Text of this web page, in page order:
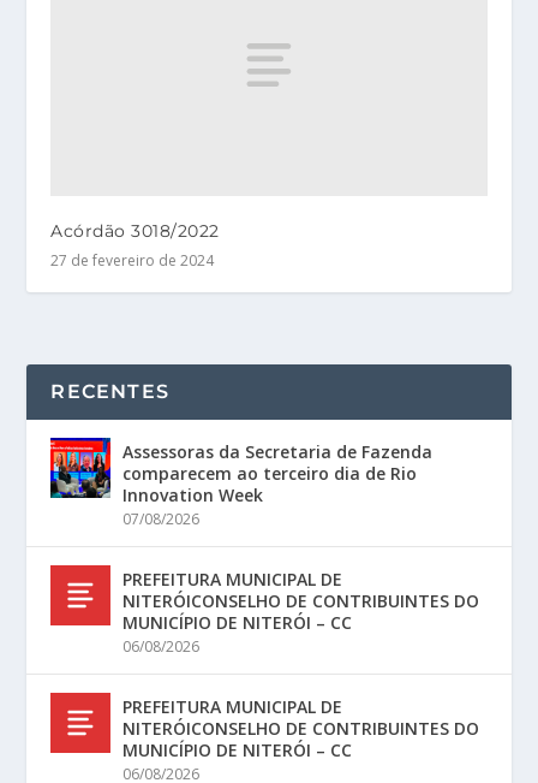
Acórdão 3018/2022
27 de fevereiro de 2024
RECENTES
Assessoras da Secretaria de Fazenda
comparecem ao terceiro dia de Rio
Innovation Week
07/08/2026
PREFEITURA MUNICIPAL DE
NITERÓICONSELHO DE CONTRIBUINTES DO
MUNICÍPIO DE NITERÓI – CC
06/08/2026
PREFEITURA MUNICIPAL DE
NITERÓICONSELHO DE CONTRIBUINTES DO
MUNICÍPIO DE NITERÓI – CC
06/08/2026